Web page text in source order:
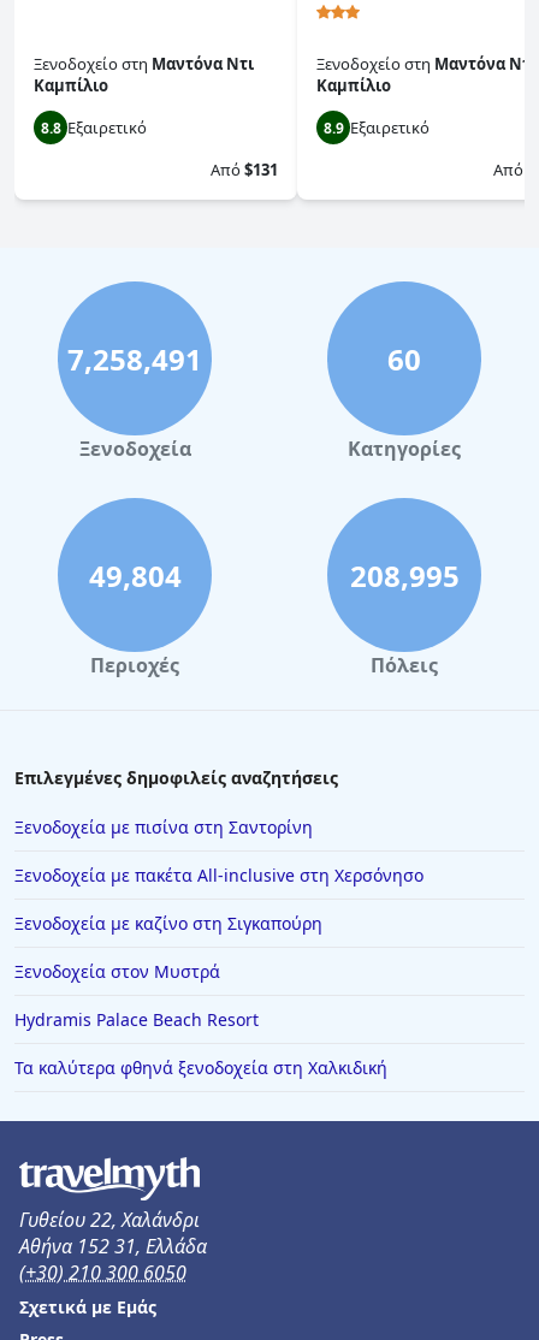
Ξενοδοχείοστη Μαντόνα Ντι
Καμπίλιο
8.8 Εξαιρετικό
Από$131
Ξενοδοχείοστη Μαντόνα Ντι
Καμπίλιο
8.9 Εξαιρετικό
Από
7,258,491
Ξενοδοχεία
60
Κατηγορίες
49,804
Περιοχές
208,995
Πόλεις
Επιλεγμένες δημοφιλείς αναζητήσεις
Ξενοδοχεία με πισίνα στη Σαντορίνη
Ξενοδοχεία με πακέτα All-inclusive στη Χερσόνησο
Ξενοδοχεία με καζίνο στη Σιγκαπούρη
Ξενοδοχεία στον Μυστρά
Hydramis Palace Beach Resort
Τα καλύτερα φθηνά ξενοδοχεία στη Χαλκιδική
Γυθείου 22, Χαλάνδρι
Αθήνα 152 31, Ελλάδα
(+30) 210 300 6050
Σχετικά με Εμάς